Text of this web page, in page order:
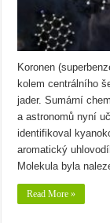
Koronen
kolem centrálního
jader. Sumární
a astronomů nyní
identifikoval
aromatický
Molekula byla
Read More »